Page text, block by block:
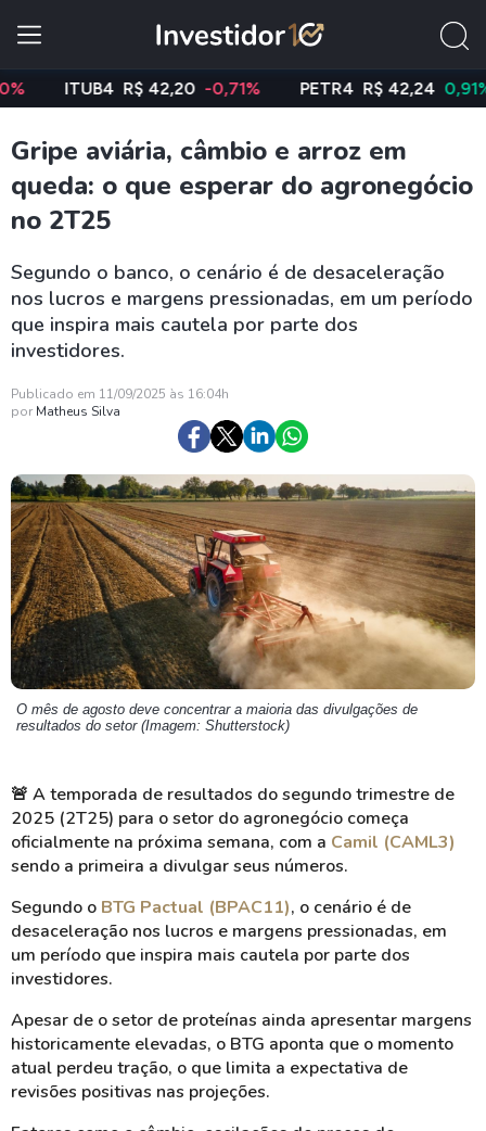
ITUB4 R$ 42,20 -0,71% PETR4 R$ 42,24 0,91%
Gripe aviária, câmbio e arroz em
queda: o que esperar do agronegócio
no 2T25
Segundo o banco, o cenário é de desaceleração
nos lucros e margens pressionadas, em um período
que inspira mais cautela por parte dos
investidores.
Publicado em 11/09/2025 às 16:04h
por Matheus Silva
O mês de agosto deve concentrar a maioria das divulgações de
resultados do setor (Imagem: Shutterstock)
🚨 A temporada de resultados do segundo trimestre de
2025 (2T25) para o setor do agronegócio começa
oficialmente na próxima semana, com a Camil (CAML3)
sendo a primeira a divulgar seus números.
Segundo o BTG Pactual (BPAC11), o cenário é de
desaceleração nos lucros e margens pressionadas, em
um período que inspira mais cautela por parte dos
investidores.
Apesar de o setor de proteínas ainda apresentar margens
historicamente elevadas, o BTG aponta que o momento
atual perdeu tração, o que limita a expectativa de
revisões positivas nas projeções.